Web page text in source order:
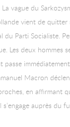
vague du
vient de quitter
du Parti Socialiste.
Les deux hommes
passe
Macron
en affirmant
s’engage auprès du